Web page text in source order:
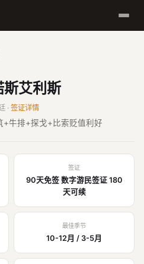
斯艾利斯
· 签证详情
+牛排+探戈+比索贬值利好
签证
90天免签 数字游民签证 180
天可续
最佳季节
10-12月 / 3-5月